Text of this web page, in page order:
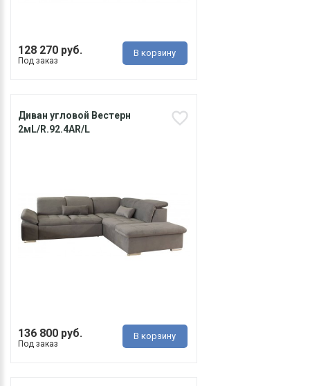
128 270 руб.
Под заказ
В корзину
Диван угловой Вестерн
2мL/R.92.4АR/L
136 800 руб.
Под заказ
В корзину